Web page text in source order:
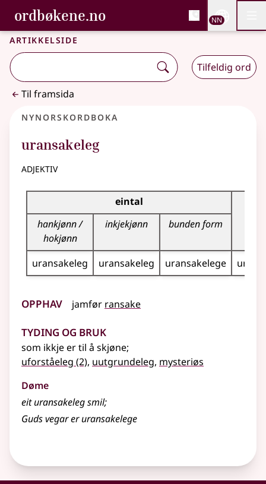
Gå til hovudinnhald
Tilgjenge
ordbøkene.no, Bokmålsordboka og
Bokmålsordboka og Nynorskordboka
NN
Artikkelside
Tilfeldig ord
Til framsida
Nynorskordboka
uransakeleg
adjektiv
Bøyningstabell for dette adjektivet
eintal
hankjønn /
hokjønn
inkjekjønn bunden form
uransakeleg uransakeleg uransakelege
Opphav jamfør ransake
Tyding og bruk
som ikkje er til å skjøne;
uforståeleg (2), uutgrundeleg, mysteriøs
Døme
eituransakelegsmil;
Guds vegar eruransakelege